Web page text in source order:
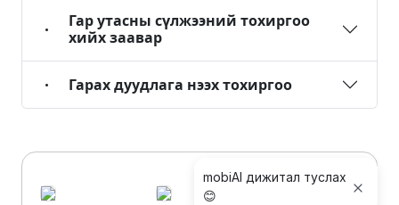
Гар утасны сүлжээний тохиргоо
хийх заавар
Гарах дуудлага нээх тохиргоо
mobiAI дижитал туслах
😊